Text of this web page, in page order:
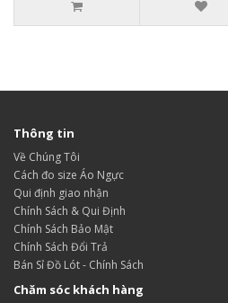
Thông tin
Về Chúng Tôi
Cách đo size Áo Ngực
Qui định giao nhận
Chính Sách & Qui Định
Chính Sách Bảo Mật
Chính Sách Đổi Trả
Bán Sỉ Đồ Lót - Chính Sách
Chăm sóc khách hàng